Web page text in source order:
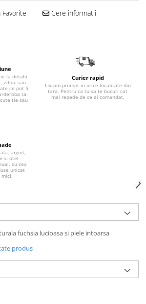
Cere informatii
la detalii
zilnic sau
ce pot fi
ta.
tie sau
Curier rapid
LIvram prompt in orice localitate din
tara. Pentru ca tu sa te bucuri cat
mai repede de ce ai comandat.
argint,
si otel
cu cea
unicat
fuchsia lucioasa si piele intoarsa
produs